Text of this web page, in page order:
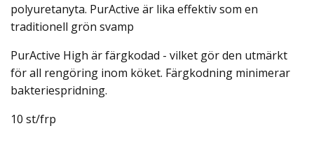
polyuretanyta. PurActive är lika effektiv som en
traditionell grön svamp
PurActive High är färgkodad - vilket gör den utmärkt
för all rengöring inom köket. Färgkodning minimerar
bakteriespridning.
10 st/frp